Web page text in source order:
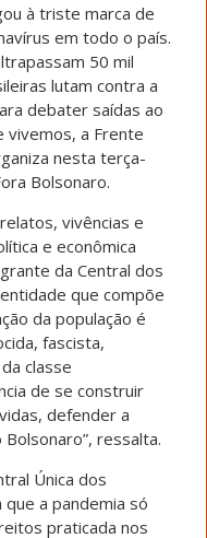
à triste marca de
em todo o país.
50 mil
lutam contra a
debater saídas ao
vivemos, a Frente
nesta terça-
Bolsonaro.
vivências e
e econômica
da Central dos
que compõe
da população é
fascista,
classe
de se construir
defender a
ressalta.
Única dos
a pandemia só
praticada nos